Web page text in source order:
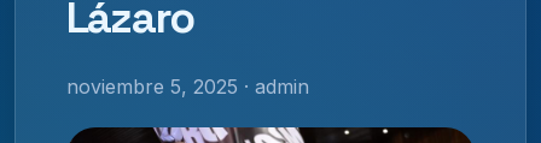
Lázaro
noviembre 5, 2025 · admin